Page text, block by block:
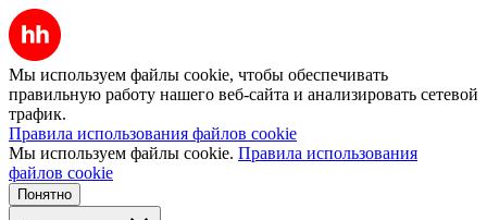
Мы используем файлы cookie, чтобы обеспечивать
правильную работу нашего веб-сайта и анализировать сетевой
трафик.
Правила использования файлов cookie
Мы используем файлы cookie. Правила использования
файлов cookie
Понятно